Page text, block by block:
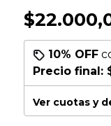
10% OFF
Precio final:
Ver cuotas y